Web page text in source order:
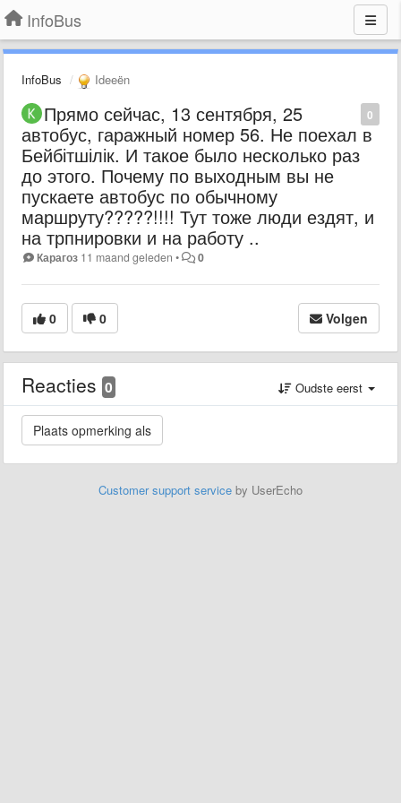
InfoBus
InfoBus Ideeën
0
Прямо сейчас, 13 сентября, 25
автобус, гаражный номер 56. Не поехал в
Бейбітшілік. И такое было несколько раз
до этого. Почему по выходным вы не
пускаете автобус по обычному
маршруту?????!!!! Тут тоже люди ездят, и
на трпнировки и на работу ..
Карагоз 11 maand geleden • 0
0 0 Volgen
Reacties 0 Oudste eerst
Customer support service by UserEcho